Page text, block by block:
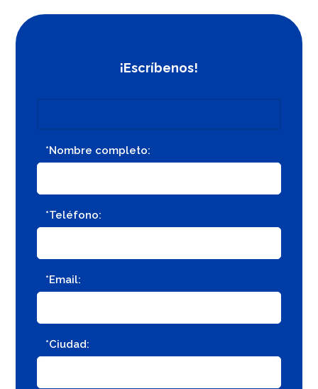
¡Escríbenos!
*Nombre completo:
*Teléfono:
*Email:
*Ciudad: